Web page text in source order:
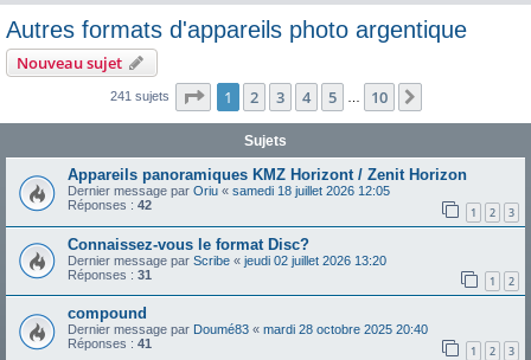
Autres formats d'appareils photo argentique
Nouveau sujet
241 sujets Page 1sur10
1 2 3 4 5 10
Sujets
Appareils panoramiques KMZ Horizont / Zenit Horizon
Dernier message par Oriu « samedi 18 juillet 2026 12:05
Réponses : 42 1 2 3
Connaissez-vous le format Disc?
Dernier message par Scribe « jeudi 02 juillet 2026 13:20
Réponses : 31 1 2
compound
Dernier message par Doumé83 « mardi 28 octobre 2025 20:40
Réponses : 41 1 2 3